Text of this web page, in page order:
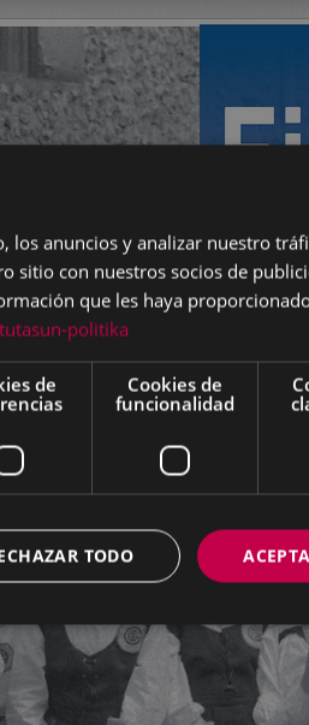
los anuncios y analizar nuestro
sitio con nuestros socios de
que les haya
politika
de
Cookies de
funcionalidad
TODO